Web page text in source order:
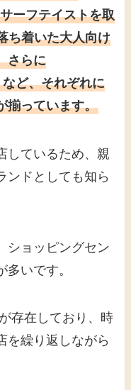
ーフテイストを取
ち着いた大人向け
さらに
ど、それぞれに
揃っています。
しているため、親
ンドとしても知ら
ショッピングセン
いです。
存在しており、時
を繰り返しながら